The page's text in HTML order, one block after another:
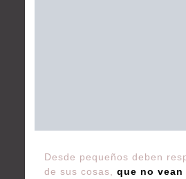
Desde pequeños deben
de sus cosas, que no vean